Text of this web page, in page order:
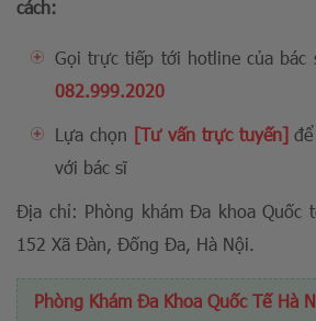
cách:
Gọi trực tiếp tới hotline của bác
082.999.2020
Lựa chọn [Tư vấn trực tuyến]
với bác sĩ
Địa chỉ: Phòng khám Đa khoa Quốc
152 Xã Đàn, Đống Đa, Hà Nội.
Phòng Khám Đa Khoa Quốc Tế Hà